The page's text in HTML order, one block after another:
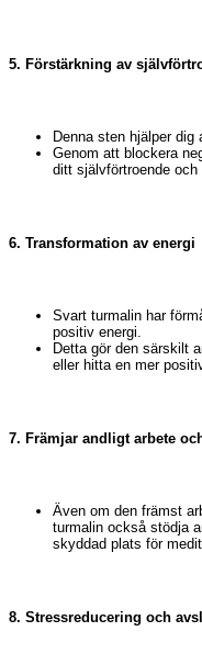
5. Förstärkning av
Denna sten hjälper dig
Genom att blockera
ditt självförtroende och
6. Transformation av energi
Svart turmalin har
positiv energi.
Detta gör den särskilt
eller hitta en mer
7. Främjar andligt arbete
Även om den främst
turmalin också stödja
skyddad plats för
8. Stressreducering och